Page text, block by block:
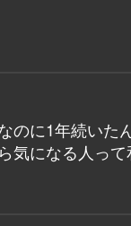
のに1年続いた
気になる人って